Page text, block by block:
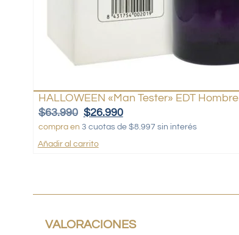
HALLOWEEN «Man Tester» EDT
$63.990 $26.990
compra en 3 cuotas de $8.997 sin interés
Añadir al carrito
VALORACIONES